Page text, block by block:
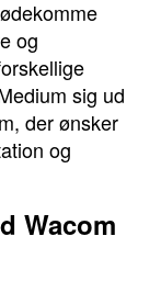
og
sig ud
der ønsker
og
Wacom